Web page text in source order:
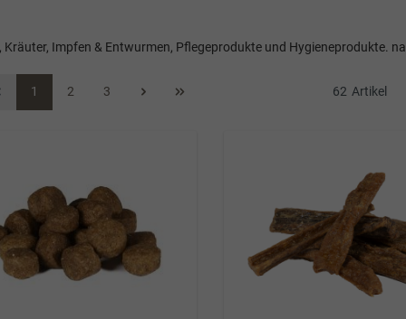
Impfen & Entwurmen, Pflegeprodukte und Hygieneprodukte.
1 2 3 62 Artikel